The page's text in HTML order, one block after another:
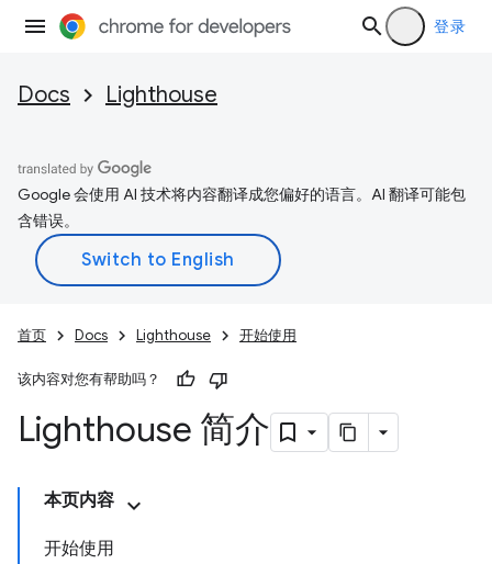
登录
Docs Lighthouse
Google 会使用 AI 技术将内容翻译成您偏好的语言。AI 翻译可能包
含错误。
首页 Docs Lighthouse 开始使用
该内容对您有帮助吗？
Lighthouse 简介
本页内容
开始使用